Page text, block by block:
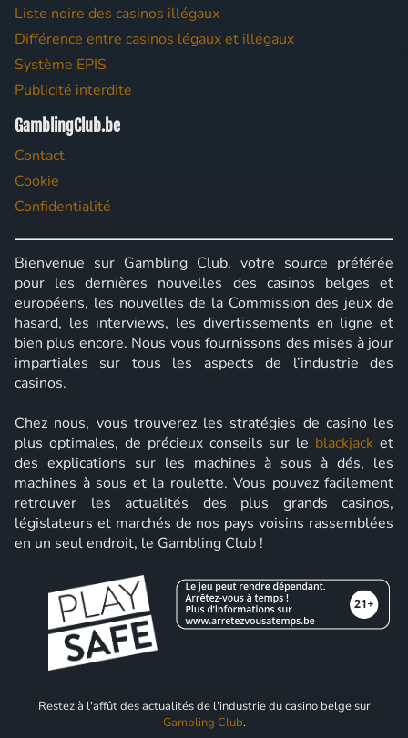
Liste noire des casinos illégaux
Différence entre casinos légaux et illégaux
Système EPIS
Publicité interdite
GamblingClub.be
Contact
Cookie
Confidentialité
Bienvenue sur Gambling Club, votre source préférée
pour les dernières nouvelles des casinos belges et
européens, les nouvelles de la Commission des jeux de
hasard, les interviews, les divertissements en ligne et
bien plus encore. Nous vous fournissons des mises à jour
impartiales sur tous les aspects de l’industrie des
casinos.
Chez nous, vous trouverez les stratégies de casino les
plus optimales, de précieux conseils sur le blackjack et
des explications sur les machines à sous à dés, les
machines à sous et la roulette. Vous pouvez facilement
retrouver les actualités des plus grands casinos,
législateurs et marchés de nos pays voisins rassemblées
en un seul endroit, le Gambling Club !
Restez à l'affût des actualités de l'industrie du casino belge sur
Gambling Club.